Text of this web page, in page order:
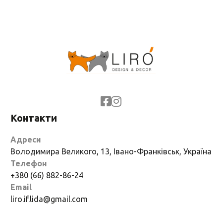
Контакти
Адреси
Володимира Великого, 13, Івано-Франківськ, Україна
Телефон
+380 (66) 882-86-24
Email
liro.if.lida@gmail.com